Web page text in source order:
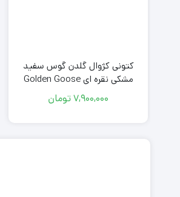
کتونی کژوال گلدن گوس سفید
مشکی نقره ای Golden Goose
White Black Silver
7,900,000تومان